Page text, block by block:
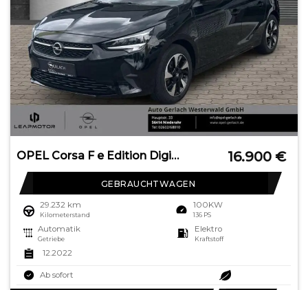
OPEL Corsa F e Edition Digitales Cockpit LED Apple Ca 16.900 €
GEBRAUCHTWAGEN
29.232 km
Kilometerstand
100KW
136 PS
Automatik
Getriebe
Elektro
Kraftstoff
12.2022
Ab sofort